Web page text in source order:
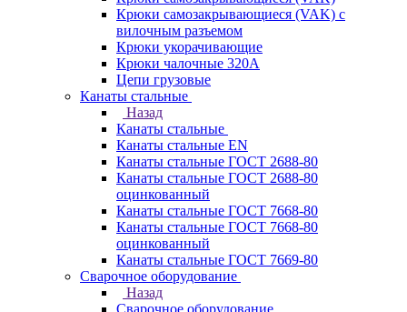
Крюки самозакрывающиеся (VAK) с
вилочным разъемом
Крюки укорачивающие
Крюки чалочные 320А
Цепи грузовые
Канаты стальные
Назад
Канаты стальные
Канаты стальные EN
Канаты стальные ГОСТ 2688-80
Канаты стальные ГОСТ 2688-80
оцинкованный
Канаты стальные ГОСТ 7668-80
Канаты стальные ГОСТ 7668-80
оцинкованный
Канаты стальные ГОСТ 7669-80
Сварочное оборудование
Назад
Сварочное оборудование